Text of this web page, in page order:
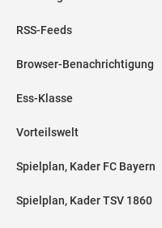
RSS-Feeds
Browser-Benachrichtigung
Ess-Klasse
Vorteilswelt
Spielplan, Kader FC Bayern
Spielplan, Kader TSV 1860